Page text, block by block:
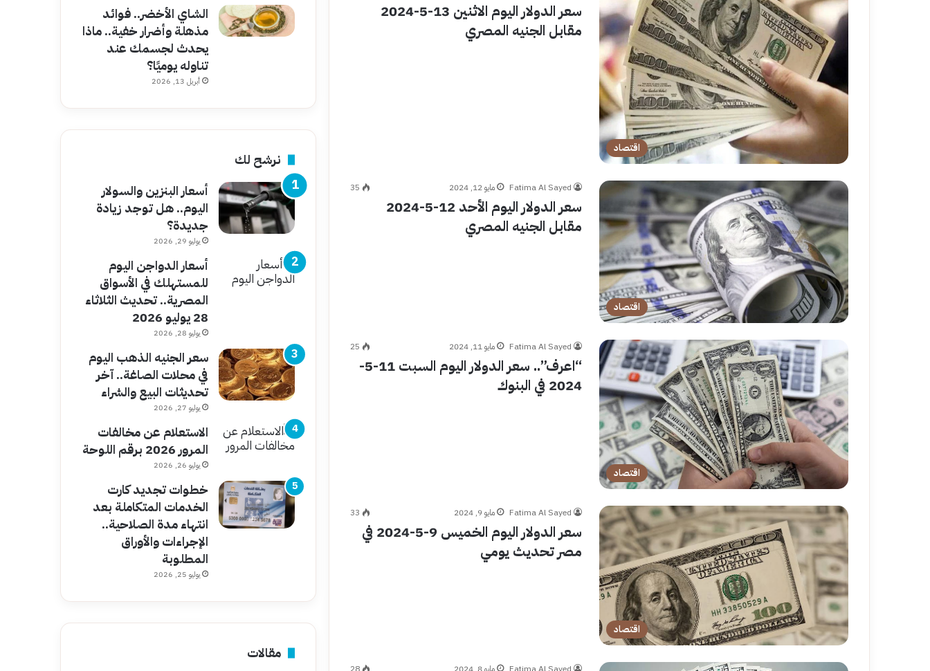
اقتصاد
سعر الدولار اليوم الاثنين 13-5-2024
مقابل الجنيه المصري
اقتصاد
Fatima Al Sayed مايو 12, 2024 35
سعر الدولار اليوم الأحد 12-5-2024
مقابل الجنيه المصري
اقتصاد
Fatima Al Sayed مايو 11, 2024 25
“اعرف”.. سعر الدولار اليوم السبت 11-5-
2024 في البنوك
اقتصاد
Fatima Al Sayed مايو 9, 2024 33
سعر الدولار اليوم الخميس 9-5-2024 في
مصر تحديث يومي
الشاي الأخضر.. فوائد
مذهلة وأضرار خفية.. ماذا
يحدث لجسمك عند
تناوله يوميًا؟
أبريل 13, 2026
نرشح لك
أسعار البنزين والسولار
اليوم.. هل توجد زيادة
جديدة؟
يوليو 29, 2026
أسعار الدواجن اليوم
للمستهلك في الأسواق
المصرية.. تحديث الثلاثاء
28 يوليو 2026
يوليو 28, 2026
سعر الجنيه الذهب اليوم
في محلات الصاغة.. آخر
تحديثات البيع والشراء
يوليو 27, 2026
الاستعلام عن مخالفات
المرور 2026 برقم اللوحة
يوليو 26, 2026
خطوات تجديد كارت
الخدمات المتكاملة بعد
انتهاء مدة الصلاحية..
الإجراءات والأوراق
المطلوبة
يوليو 25, 2026
مقالات